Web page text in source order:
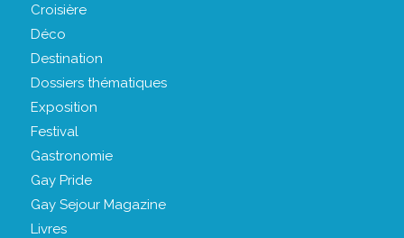
Croisière
Déco
Destination
Dossiers thématiques
Exposition
Festival
Gastronomie
Gay Pride
Gay Sejour Magazine
Livres